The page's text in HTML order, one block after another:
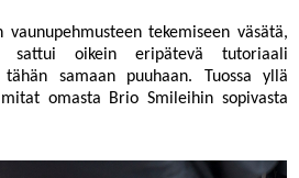
tekemiseen väsätä,
sattui oikein eripätevä tutoriaali
tähän samaan puuhaan. Tuossa yllä
omasta Brio Smileihin sopivasta